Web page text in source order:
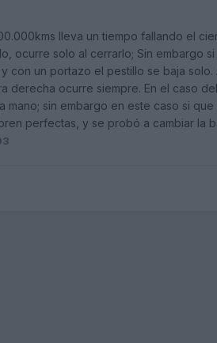
lleva un tiempo fallando el
ocurre solo al cerrarlo; Sin embargo
con un portazo el pestillo se baja
derecha ocurre siempre. En el caso
sin embargo en este caso si
perfectas, y se probó a cambiar la